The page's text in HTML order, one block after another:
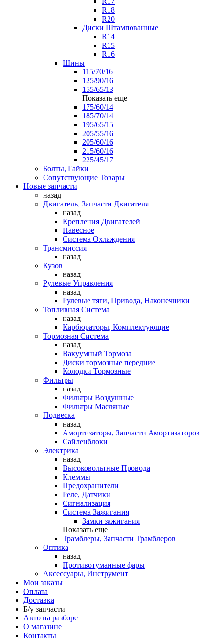
R18
R20
Диски Штампованные
R14
R15
R16
Шины
115/70/16
125/90/16
155/65/13
Показать еще
175/60/14
185/70/14
195/65/15
205/55/16
205/60/16
215/60/16
225/45/17
Болты, Гайки
Сопутствующие Товары
Новые запчасти
назад
Двигатель, Запчасти Двигателя
назад
Крепления Двигателей
Навесное
Система Охлаждения
Трансмиссия
назад
Кузов
назад
Рулевые Управления
назад
Рулевые тяги, Привода, Наконечники
Топливная Система
назад
Карбюраторы, Комплектующие
Тормозная Система
назад
Вакуумный Тормоза
Диски тормозные передние
Колодки Тормозные
Фильтры
назад
Фильтры Воздушные
Фильтры Масляные
Подвеска
назад
Амортизаторы, Запчасти Амортизаторов
Сайленблоки
Электрика
назад
Высоковольтные Провода
Клеммы
Предохранители
Реле, Датчики
Сигнализация
Система Зажигания
Замки зажигания
Показать еще
Трамблеры, Запчасти Трамблеров
Оптика
назад
Противотуманные фары
Аксессуары, Инструмент
Мои заказы
Оплата
Доставка
Б/у запчасти
Авто на разборе
О магазине
Контакты